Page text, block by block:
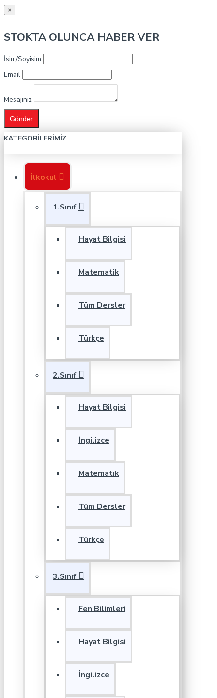
×
STOKTA OLUNCA HABER VER
İsim/Soyisim
Email
Mesajınız
Gönder
KATEGORILERIMIZ
İlkokul
1.Sınıf
Hayat Bilgisi
Matematik
Tüm Dersler
Türkçe
2.Sınıf
Hayat Bilgisi
İngilizce
Matematik
Tüm Dersler
Türkçe
3.Sınıf
Fen Bilimleri
Hayat Bilgisi
İngilizce